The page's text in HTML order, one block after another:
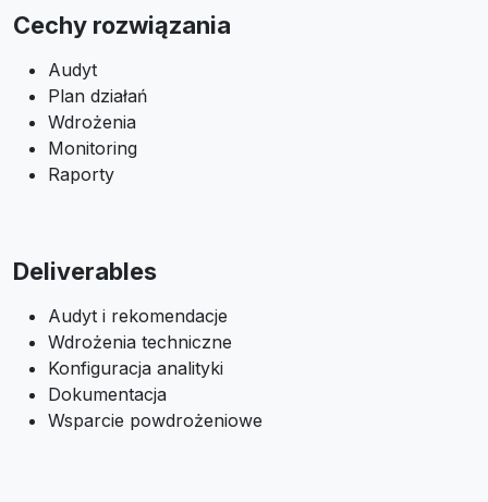
Cechy rozwiązania
Audyt
Plan działań
Wdrożenia
Monitoring
Raporty
Deliverables
Audyt i rekomendacje
Wdrożenia techniczne
Konfiguracja analityki
Dokumentacja
Wsparcie powdrożeniowe